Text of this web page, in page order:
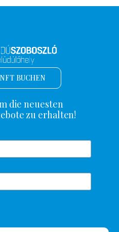
BUCHEN
die neuesten
zu erhalten!